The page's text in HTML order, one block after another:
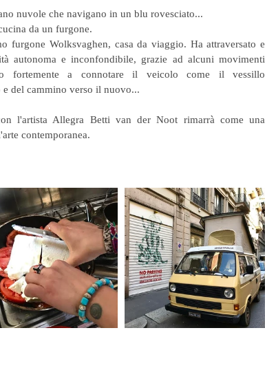
nuvole che navigano in un blu rovesciato...
da un furgone.
furgone Wolksvaghen, casa da viaggio. Ha attraversato e
autonoma e inconfondibile, grazie ad alcuni movimenti
fortemente a connotare il veicolo come il vessillo
del cammino verso il nuovo...
l'artista Allegra Betti van der Noot rimarrà come una
contemporanea.